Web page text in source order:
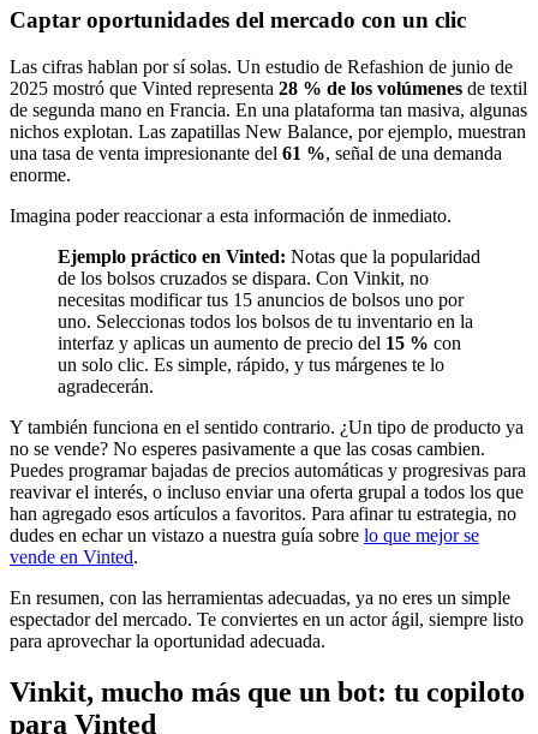
Captar oportunidades del mercado con un clic
Las cifras hablan por sí solas. Un estudio de Refashion de junio de
2025 mostró que Vinted representa 28 % de los volúmenes de textil
de segunda mano en Francia. En una plataforma tan masiva, algunas
nichos explotan. Las zapatillas New Balance, por ejemplo, muestran
una tasa de venta impresionante del 61 %, señal de una demanda
enorme.
Imagina poder reaccionar a esta información de inmediato.
Ejemplo práctico en Vinted: Notas que la popularidad
de los bolsos cruzados se dispara. Con Vinkit, no
necesitas modificar tus 15 anuncios de bolsos uno por
uno. Seleccionas todos los bolsos de tu inventario en la
interfaz y aplicas un aumento de precio del 15 % con
un solo clic. Es simple, rápido, y tus márgenes te lo
agradecerán.
Y también funciona en el sentido contrario. ¿Un tipo de producto ya
no se vende? No esperes pasivamente a que las cosas cambien.
Puedes programar bajadas de precios automáticas y progresivas para
reavivar el interés, o incluso enviar una oferta grupal a todos los que
han agregado esos artículos a favoritos. Para afinar tu estrategia, no
dudes en echar un vistazo a nuestra guía sobre lo que mejor se
vende en Vinted.
En resumen, con las herramientas adecuadas, ya no eres un simple
espectador del mercado. Te conviertes en un actor ágil, siempre listo
para aprovechar la oportunidad adecuada.
Vinkit, mucho más que un bot: tu copiloto
para Vinted